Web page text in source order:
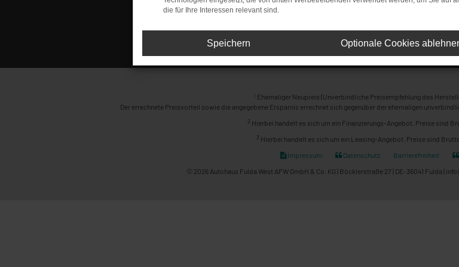
1 Ehemaliger Neupreis (Unverbindliche Preisempfehlung des
Der errechnete Preisvorteil sowie die angegebene Ersparnis errechnet sich gegenüber der ehemaligen
2 Hierbei handelt es sich um ein Finanzierungs-Angebot. Preise sind
3 Hierbei handelt es sich um ein Leasing-Angebot. Preise sind
Impressum
Datenschutz Barrierefreiheit
© 2026 Autohaus Fulda West AFW GmbH & Co. KG | Böcklerstraße 27 | DE-36041 Fulda |
die für Ihre Interessen relevant sind.
Speichern Optionale Cookies